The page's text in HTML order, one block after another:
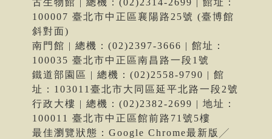
古生物館 | 總機：(02)2314-2699 | 館址：
100007 臺北市中正區襄陽路25號 (臺博館
斜對面)
南門館 | 總機：(02)2397-3666 | 館址：
100035 臺北市中正區南昌路一段1號
鐵道部園區 | 總機：(02)2558-9790 | 館
址：103011臺北市大同區延平北路一段2號
行政大樓 | 總機：(02)2382-2699 | 地址：
100011 臺北市中正區館前路71號5樓
最佳瀏覽狀態：Google Chrome最新版╱